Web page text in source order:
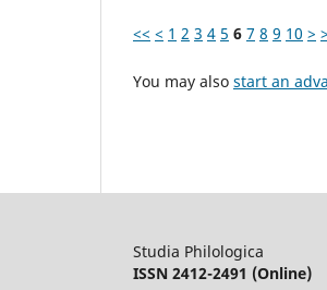
<< < 1 2 3 4 5 6 7 8 9 10 >
You may also start an
Studia Philologica
ISSN 2412-2491 (Online)